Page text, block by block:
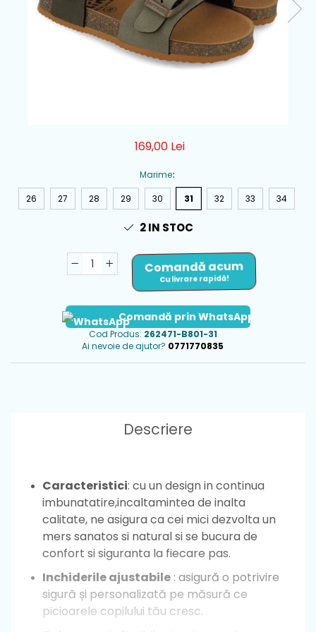
169,00 Lei
Marime:
26
27 28 29 30 31 32 33 34
2IN STOC
Comandă acum
Cu livrare rapidă!
Comandă prin WhatsApp
Cod Produs: 262471-B801-31
Ai nevoie de ajutor? 0771770835
Descriere
Caracteristici: cu un design in continua
imbunatatire,incaltamintea de inalta
calitate, ne asigura ca cei mici dezvolta un
mers sanatos si natural si se bucura de
confort si siguranta la fiecare pas.
Inchiderile ajustabile : asigură o potrivire
sigură și personalizată pe măsură ce
picioarele copilului tău cresc.